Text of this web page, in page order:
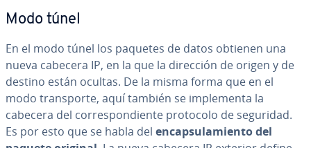
Modo túnel
En el modo túnel los paquetes de datos obtienen una
nueva cabecera IP, en la que la dirección de origen y de
destino están ocultas. De la misma forma que en el
modo tra­n­s­po­r­te, aquí también se im­ple­me­n­ta la
cabecera del co­rre­s­po­n­die­n­te protocolo de seguridad.
Es por esto que se habla del en­ca­p­su­la­mie­n­to del